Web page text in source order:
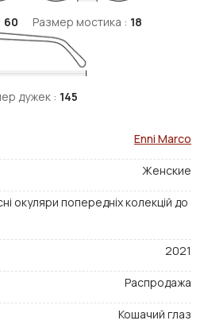
60 Размер мостика : 18
дужек : 145
Enni Marco
Женские
окуляри попередніх колекцій до
2021
Распродажа
Кошачий глаз